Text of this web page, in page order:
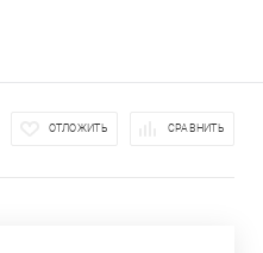
ОТЛОЖИТЬ СРАВНИТЬ